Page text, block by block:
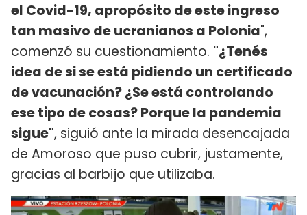
el Covid-19, apropósito de este ingreso
tan masivo de ucranianos a Polonia",
comenzó su cuestionamiento. "¿Tenés
idea de si se está pidiendo un certificado
de vacunación? ¿Se está controlando
ese tipo de cosas? Porque la pandemia
sigue", siguió ante la mirada desencajada
de Amoroso que puso cubrir, justamente,
gracias al barbijo que utilizaba.